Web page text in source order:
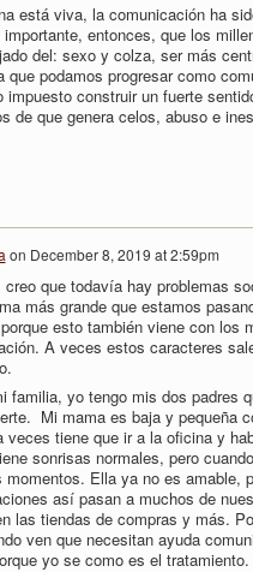
está viva, la comunicación ha
entonces, que los
del: sexo y colza, ser más
que podamos progresar como
impuesto construir un fuerte
de que genera celos, abuso e
on December 8, 2019 at 2:59pm
que todavía hay problemas
más grande que estamos
esto también viene con los
A veces estos caracteres
yo tengo mis dos padres
Mi mama es baja y pequeña
veces tiene que ir a la oficina y
sonrisas normales, pero
Ella ya no es amable,
así pasan a muchos de
las tiendas de compras y más.
ven que necesitan ayuda
yo se como es el tratamiento.